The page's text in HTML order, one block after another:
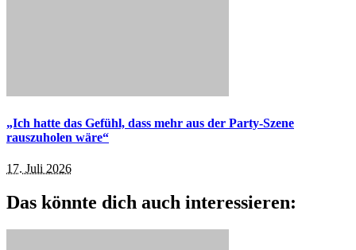
„Ich hatte das Gefühl, dass mehr aus der Party-Szene
rauszuholen wäre“
17. Juli 2026
Das könnte dich auch interessieren: